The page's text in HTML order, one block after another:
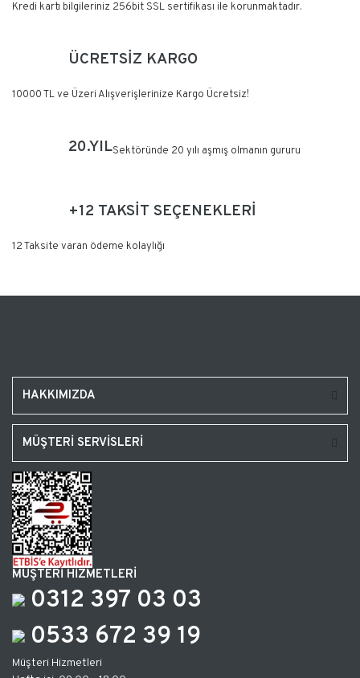
Kredi kartı bilgileriniz 256bit SSL sertifikası ile korunmaktadır.
ÜCRETSİZ KARGO
10000 TL ve Üzeri Alışverişlerinize Kargo Ücretsiz!
20.YILSektöründe 20 yılı aşmış olmanın gururu
+12 TAKSİT SEÇENEKLERİ
12 Taksite varan ödeme kolaylığı
HAKKIMIZDA
MÜŞTERİ SERVİSLERİ
MÜŞTERİ HİZMETLERİ
0312 397 03 03
0533 672 39 19
Müşteri Hizmetleri